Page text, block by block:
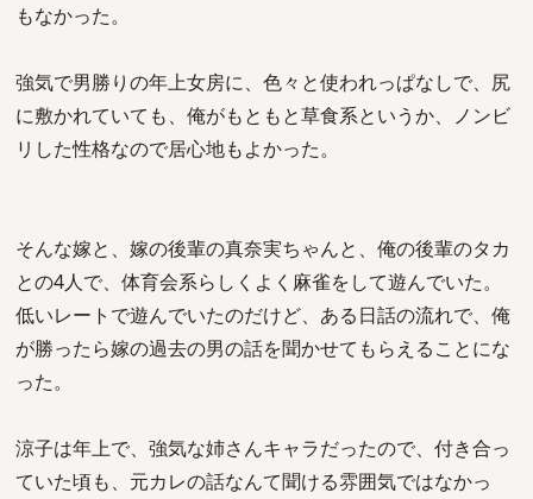
もなかった。
強気で男勝りの年上女房に、色々と使われっぱなしで、尻
に敷かれていても、俺がもともと草食系というか、ノンビ
リした性格なので居心地もよかった。
そんな嫁と、嫁の後輩の真奈実ちゃんと、俺の後輩のタカ
との4人で、体育会系らしくよく麻雀をして遊んでいた。
低いレートで遊んでいたのだけど、ある日話の流れで、俺
が勝ったら嫁の過去の男の話を聞かせてもらえることにな
った。
涼子は年上で、強気な姉さんキャラだったので、付き合っ
ていた頃も、元カレの話なんて聞ける雰囲気ではなかっ